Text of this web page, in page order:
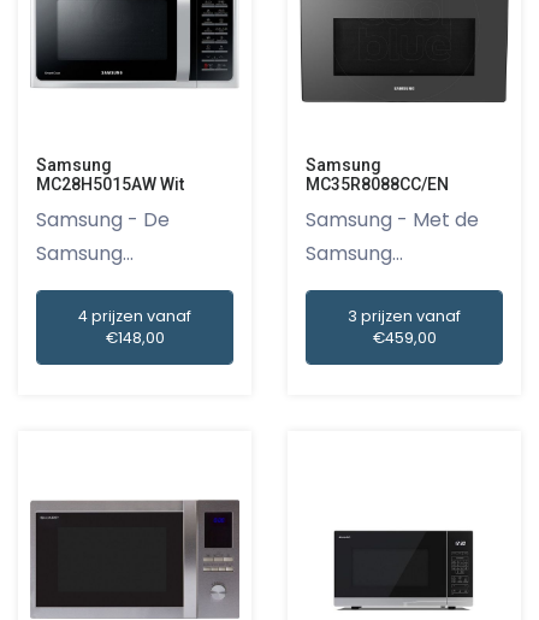
Samsung
MC28H5015AW Wit
Samsung - De
Samsung
MC28H5015AW Wit is
een...4 prijzen vanaf
€148,00
Samsung
MC35R8088CC/EN
Samsung - Met de
Samsung
MC35R8088CC/EN
3 prijzen vanaf
€459,00